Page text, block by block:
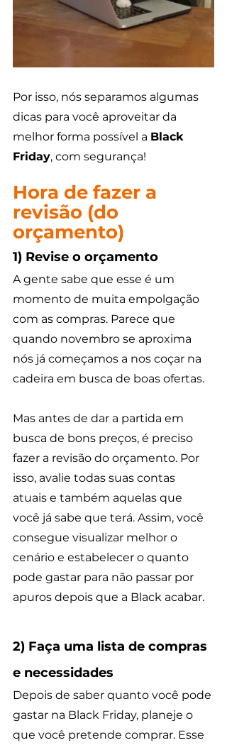
Por isso, nós separamos algumas
dicas para você aproveitar da
melhor forma possível a Black
Friday, com segurança!
Hora de fazer a
revisão (do
orçamento)
1) Revise o orçamento
A gente sabe que esse é um
momento de muita empolgação
com as compras. Parece que
quando novembro se aproxima
nós já começamos a nos coçar na
cadeira em busca de boas ofertas.
Mas antes de dar a partida em
busca de bons preços, é preciso
fazer a revisão do orçamento. Por
isso, avalie todas suas contas
atuais e também aquelas que
você já sabe que terá. Assim, você
consegue visualizar melhor o
cenário e estabelecer o quanto
pode gastar para não passar por
apuros depois que a Black acabar.
2) Faça uma lista de compras
e necessidades
Depois de saber quanto você pode
gastar na Black Friday, planeje o
que você pretende comprar. Esse